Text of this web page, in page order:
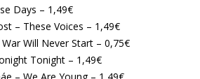
Days – 1,49€
– These Voices – 1,49€
Will Never Start – 0,75€
Tonight – 1,49€